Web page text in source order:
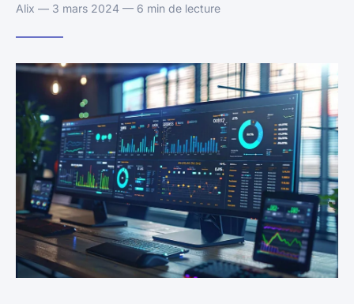
Alix — 3 mars 2024 — 6 min de lecture